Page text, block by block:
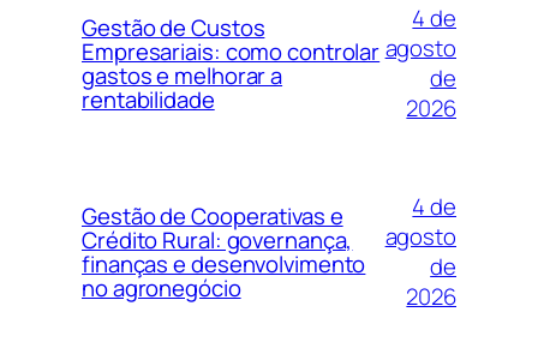
Gestão de Custos
Empresariais: como controlar
gastos e melhorar a
rentabilidade
4 de
agosto
de
2026
Gestão de Cooperativas e
Crédito Rural: governança,
finanças e desenvolvimento
no agronegócio
4 de
agosto
de
2026